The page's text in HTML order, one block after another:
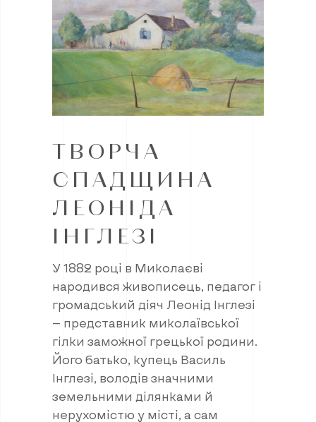
ТВОРЧА
СПАДЩИНА
ЛЕОНІДА
ІНГЛЕЗІ
У 1882 році в Миколаєві
народився живописець, педагог і
громадський діяч Леонід Інглезі
— представник миколаївської
гілки заможної грецької родини.
Його батько, купець Василь
Інглезі, володів значними
земельними ділянками й
нерухомістю у місті, а сам